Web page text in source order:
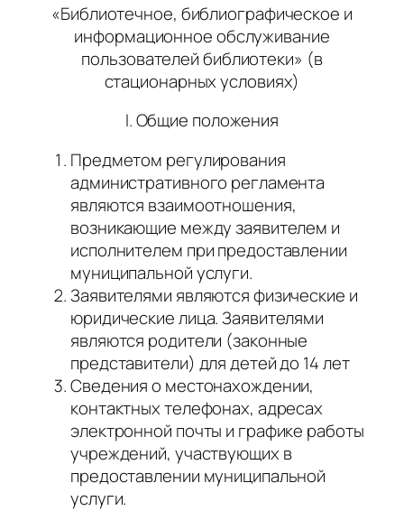
«Библиотечное, библиографическое и
информационное обслуживание
пользователей библиотеки» (в
стационарных условиях)
I. Общие положения
Предметом регулирования
административного регламента
являются взаимоотношения,
возникающие между заявителем и
исполнителем при предоставлении
муниципальной услуги.
Заявителями являются физические и
юридические лица. Заявителями
являются родители (законные
представители) для детей до 14 лет
Сведения о местонахождении,
контактных телефонах, адресах
электронной почты и графике работы
учреждений, участвующих в
предоставлении муниципальной
услуги.